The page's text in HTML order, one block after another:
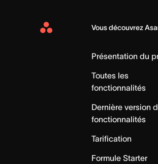
Asana
Vous découvrez
Présentation du
Toutes les
fonctionnalités
Dernière version
fonctionnalités
Tarification
Formule Starter